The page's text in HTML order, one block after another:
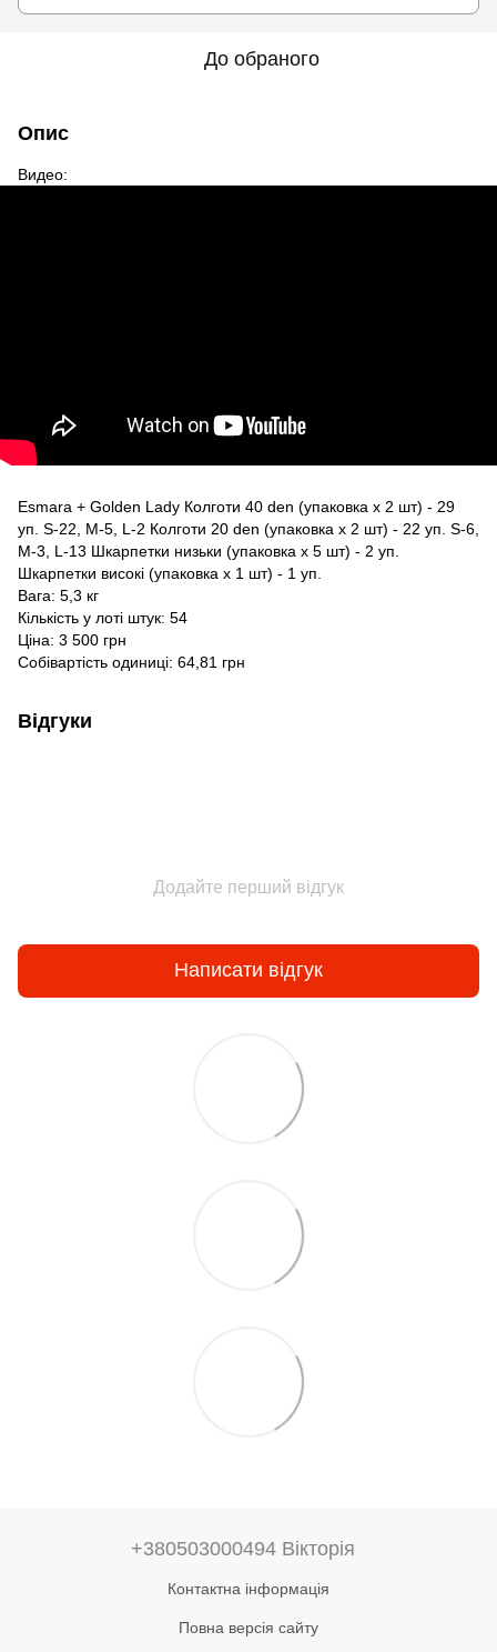
До обраного
Опис
Видео:
Esmara + Golden Lady Колготи 40 den (упаковка х 2 шт) - 29
уп. S-22, M-5, L-2 Колготи 20 den (упаковка х 2 шт) - 22 уп. S-6,
M-3, L-13 Шкарпетки низьки (упаковка х 5 шт) - 2 уп.
Шкарпетки високі (упаковка х 1 шт) - 1 уп.
Вага: 5,3 кг
Кількість у лоті штук: 54
Ціна: 3 500 грн
Собівартість одиниці: 64,81 грн
Відгуки
Додайте перший відгук
Написати відгук
+380503000494 Вікторія
Контактна інформація
Повна версія сайту